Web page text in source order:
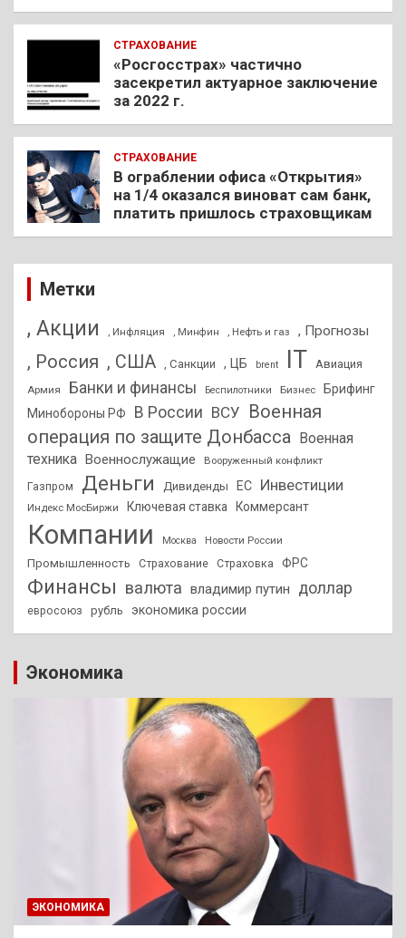
СТРАХОВАНИЕ
«Росгосстрах» частично
засекретил актуарное заключение
за 2022 г.
СТРАХОВАНИЕ
В ограблении офиса «Открытия»
на 1/4 оказался виноват сам банк,
платить пришлось страховщикам
Метки
, Акции , Инфляция , Минфин , Нефть и газ , Прогнозы
, Россия , США , Санкции , ЦБ brent IT Авиация
Армия Банки и финансы Беспилотники Бизнес
Брифинг
Минобороны РФ
В России ВСУ Военная
операция по защите Донбасса
Военная
техника
Военнослужащие Вооруженный конфликт
Газпром Деньги Дивиденды ЕС Инвестиции
Индекс МосБиржи Ключевая ставка Коммерсант
Компании Москва Новости России
Промышленность Страхование Страховка ФРС
Финансы валюта владимир путин доллар
евросоюз рубль экономика россии
Экономика
ЭКОНОМИКА